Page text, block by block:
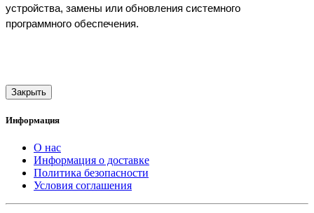
устройства, замены или обновления системного
программного обеспечения.
Закрыть
Информация
О нас
Информация о доставке
Политика безопасности
Условия соглашения